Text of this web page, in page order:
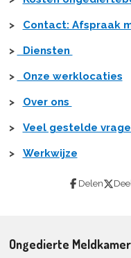
> Contact: Afspraak
> Diensten
> Onze werklocaties
> Over ons
> Veel gestelde
> Werkwijze
Delen Deel
Ongedierte Meldkamer